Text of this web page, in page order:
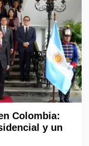
Colombia:
y un